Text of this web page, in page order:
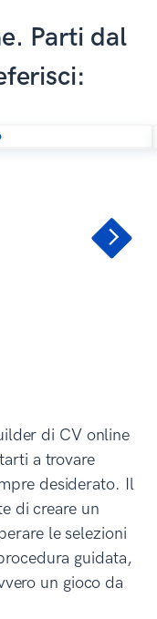
Parti dal
di CV online
a trovare
desiderato. Il
di creare un
le selezioni
guidata,
un gioco da